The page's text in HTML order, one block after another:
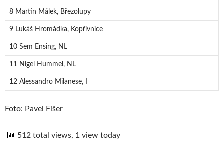
8 Martin Málek, Březolupy
9 Lukáš Hromádka, Kopřivnice
10 Sem Ensing, NL
11 Nigel Hummel, NL
12 Alessandro Milanese, I
Foto: Pavel Fišer
512 total views, 1 view today